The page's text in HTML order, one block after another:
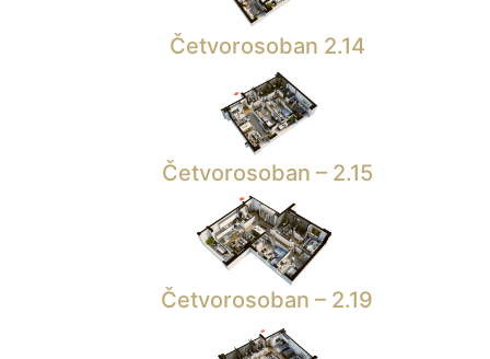
Četvorosoban 2.14
Četvorosoban – 2.15
Četvorosoban – 2.19